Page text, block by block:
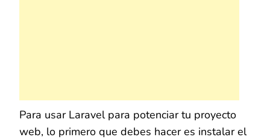
Para usar Laravel para potenciar tu proyecto
web, lo primero que debes hacer es instalar el